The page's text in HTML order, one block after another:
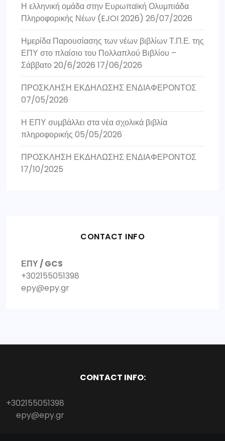
Η ελληνική ομάδα στην Ευρωπαϊκή Ολυμπιάδα
Πληροφορικής Νέων (EJOI 2026) 26/07/2026
Ημερίδα Παρουσίασης των νέων βιβλίων Τ.Π.Ε. της
ΕΠΥ στο πλαίσιο του Πολλαπλού Βιβλίου –
Σάββατο 20/6/2026 17/06/2026
ΠΡΟΣΚΛΗΣΗ ΕΚΔΗΛΩΣΗΣ ΕΝΔΙΑΦΕΡΟΝΤΟΣ
07/05/2026
Η ΕΠΥ συμβάλλει στα νέα σχολικά βιβλία
πληροφορικής 05/05/2026
ΠΡΟΣΚΛΗΣΗ ΕΚΔΗΛΩΣΗΣ ΕΝΔΙΑΦΕΡΟΝΤΟΣ
17/10/2025
CONTACT INFO
ΕΠΥ / GCS
+302155051398
epy@epy.gr
CONTACT INFO:
+302155051398
epy@epy.gr